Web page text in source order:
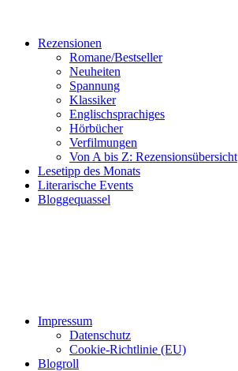
Rezensionen
Romane/Bestseller
Neuheiten
Spannung
Klassiker
Englischsprachiges
Hörbücher
Verfilmungen
Von A bis Z: Rezensionsübersicht
Lesetipp des Monats
Literarische Events
Bloggequassel
Impressum
Datenschutz
Cookie-Richtlinie (EU)
Blogroll